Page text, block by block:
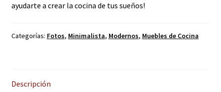
ayudarte a crear la cocina de tus sueños!
Categorías: Fotos, Minimalista, Modernos, Muebles de Cocina
Descripción